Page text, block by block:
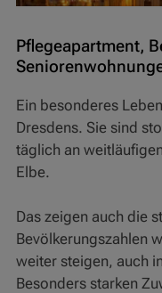
Pflegeapartment,
Ein besonderes
Dresdens. Sie sind
täglich an
Elbe.
Das zeigen auch die
Bevölkerungszahlen
weiter steigen, auch
Besonders starken